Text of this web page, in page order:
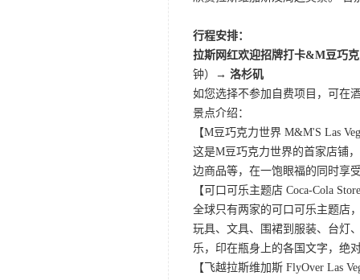
行程安排：
拉斯网红欢迎招牌打卡&M豆巧
钟）
→ 洛杉矶
如您选择不参加自费项目，可在
景点介绍：
【M豆巧克力世界 M&M'S Las
这是M豆巧克力世界的首家店铺
边商品等，在一饱眼福的同时享
【可口可乐主题店 Coca-Cola
全球只有两家的可口可乐主题店
玩具、文具、围裙到服装、台灯
乐，印在瓶身上的各国文字，绝
【飞越拉斯维加斯 FlyOver Las